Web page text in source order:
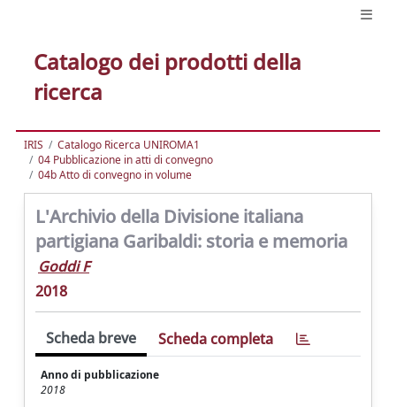
Catalogo dei prodotti della
ricerca
IRIS
Catalogo Ricerca UNIROMA1
04 Pubblicazione in atti di convegno
04b Atto di convegno in volume
L'Archivio della Divisione italiana
partigiana Garibaldi: storia e memoria
Goddi F
2018
Scheda breve Scheda completa
Anno di pubblicazione
2018